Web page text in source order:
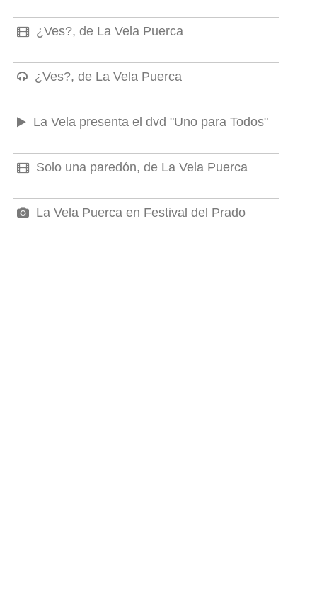
¿Ves?, de La Vela Puerca
¿Ves?, de La Vela Puerca
La Vela presenta el dvd "Uno para Todos"
Solo una paredón, de La Vela Puerca
La Vela Puerca en Festival del Prado